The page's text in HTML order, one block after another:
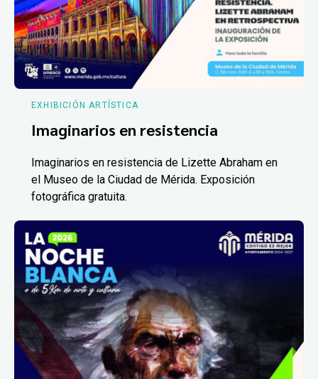
EXHIBICIÓN ARTÍSTICA
Imaginarios en resistencia
Imaginarios en resistencia de Lizette Abraham en
el Museo de la Ciudad de Mérida. Exposición
fotográfica gratuita.